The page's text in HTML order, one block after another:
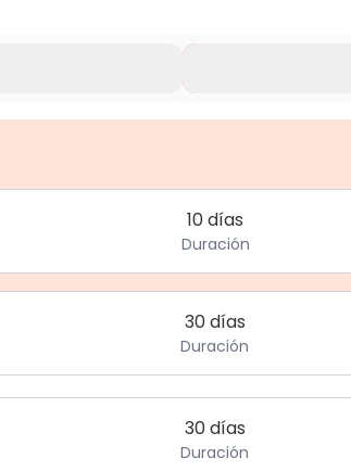
10 días
Duración
30 días
Duración
30 días
Duración